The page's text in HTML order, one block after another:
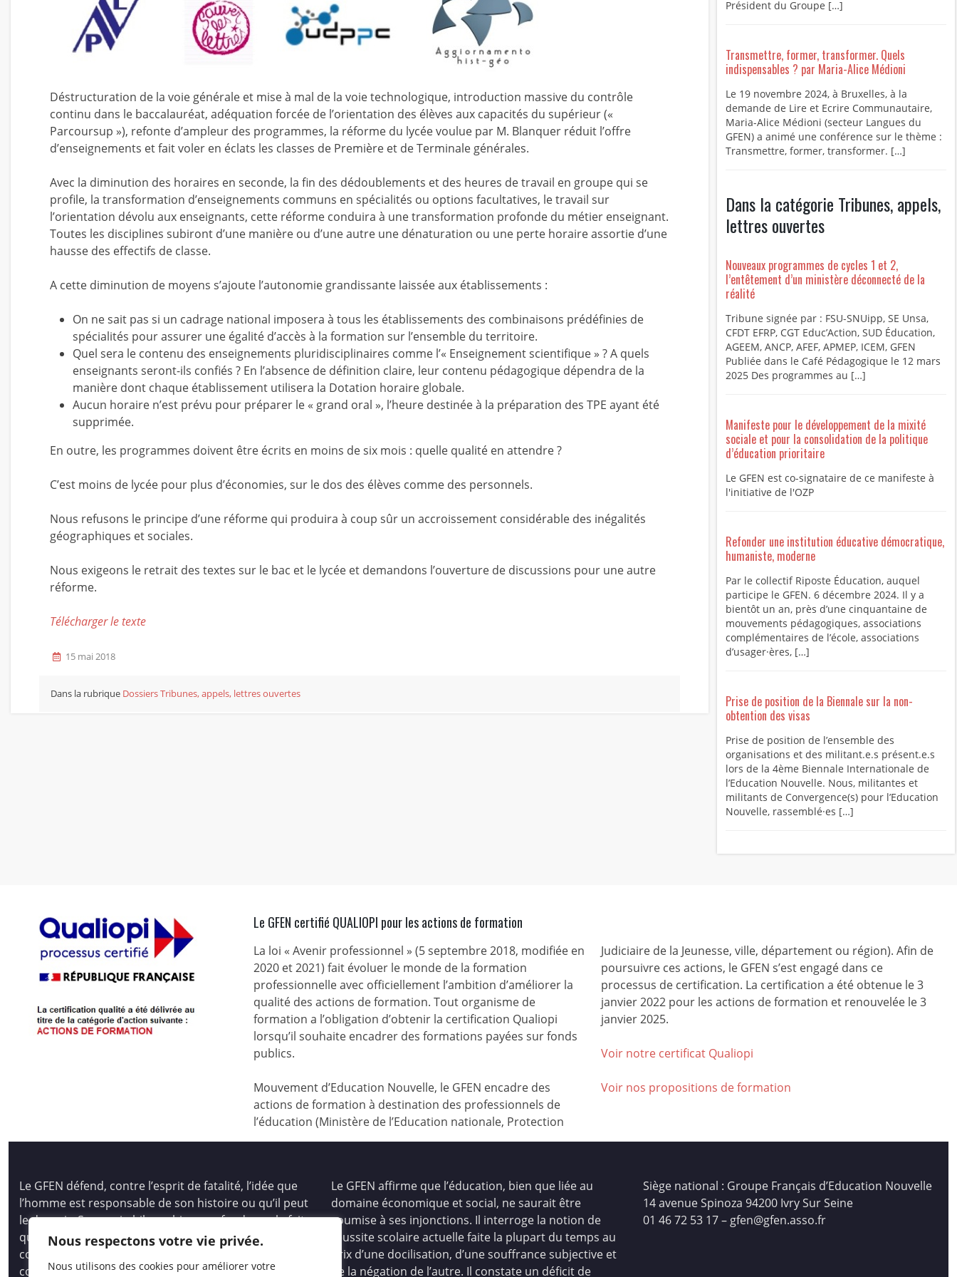
Nous respectons votre vie privée.
Nous utilisons des cookies pour améliorer votre
Déstructuration de la voie générale et mise à mal de la voie technologique, introduction massive du contrôle
continu dans le baccalauréat, adéquation forcée de l’orientation des élèves aux capacités du supérieur («
Parcoursup »), refonte d’ampleur des programmes, la réforme du lycée voulue par M. Blanquer réduit l’offre
d’enseignements et fait voler en éclats les classes de Première et de Terminale générales.
Avec la diminution des horaires en seconde, la fin des dédoublements et des heures de travail en groupe qui se
profile, la transformation d’enseignements communs en spécialités ou options facultatives, le travail sur
l’orientation dévolu aux enseignants, cette réforme conduira à une transformation profonde du métier enseignant.
Toutes les disciplines subiront d’une manière ou d’une autre une dénaturation ou une perte horaire assortie d’une
hausse des effectifs de classe.
A cette diminution de moyens s’ajoute l’autonomie grandissante laissée aux établissements :
On ne sait pas si un cadrage national imposera à tous les établissements des combinaisons prédéfinies de
spécialités pour assurer une égalité d’accès à la formation sur l’ensemble du territoire.
Quel sera le contenu des enseignements pluridisciplinaires comme l’« Enseignement scientifique » ? A quels
enseignants seront-ils confiés ? En l’absence de définition claire, leur contenu pédagogique dépendra de la
manière dont chaque établissement utilisera la Dotation horaire globale.
Aucun horaire n’est prévu pour préparer le « grand oral », l’heure destinée à la préparation des TPE ayant été
supprimée.
En outre, les programmes doivent être écrits en moins de six mois : quelle qualité en attendre ?
C’est moins de lycée pour plus d’économies, sur le dos des élèves comme des personnels.
Nous refusons le principe d’une réforme qui produira à coup sûr un accroissement considérable des inégalités
géographiques et sociales.
Nous exigeons le retrait des textes sur le bac et le lycée et demandons l’ouverture de discussions pour une autre
réforme.
Télécharger le texte
15 mai 2018
Dans la rubrique DossiersTribunes, appels, lettres ouvertes
Président du Groupe […]
Transmettre, former, transformer. Quels
indispensables ? par Maria-Alice Médioni
Le 19 novembre 2024, à Bruxelles, à la
demande de Lire et Ecrire Communautaire,
Maria-Alice Médioni (secteur Langues du
GFEN) a animé une conférence sur le thème :
Transmettre, former, transformer. […]
Dans la catégorie Tribunes, appels,
lettres ouvertes
Nouveaux programmes de cycles 1 et 2,
l’entêtement d’un ministère déconnecté de la
réalité
Tribune signée par : FSU-SNUipp, SE Unsa,
CFDT EFRP, CGT Educ’Action, SUD Éducation,
AGEEM, ANCP, AFEF, APMEP, ICEM, GFEN
Publiée dans le Café Pédagogique le 12 mars
2025 Des programmes au […]
Manifeste pour le développement de la mixité
sociale et pour la consolidation de la politique
d’éducation prioritaire
Le GFEN est co-signataire de ce manifeste à
l'initiative de l'OZP
Refonder une institution éducative démocratique,
humaniste, moderne
Par le collectif Riposte Éducation, auquel
participe le GFEN. 6 décembre 2024. Il y a
bientôt un an, près d’une cinquantaine de
mouvements pédagogiques, associations
complémentaires de l’école, associations
d’usager·ères, […]
Prise de position de la Biennale sur la non-
obtention des visas
Prise de position de l’ensemble des
organisations et des militant.e.s présent.e.s
lors de la 4ème Biennale Internationale de
l’Education Nouvelle. Nous, militantes et
militants de Convergence(s) pour l’Education
Nouvelle, rassemblé·es […]
Le GFEN certifié QUALIOPI pour les actions de formation
La loi « Avenir professionnel » (5 septembre 2018, modifiée en
2020 et 2021) fait évoluer le monde de la formation
professionnelle avec officiellement l’ambition d’améliorer la
qualité des actions de formation. Tout organisme de
formation a l’obligation d’obtenir la certification Qualiopi
lorsqu’il souhaite encadrer des formations payées sur fonds
publics.
Mouvement d’Education Nouvelle, le GFEN encadre des
actions de formation à destination des professionnels de
l’éducation (Ministère de l’Education nationale, Protection
Judiciaire de la Jeunesse, ville, département ou région). Afin de
poursuivre ces actions, le GFEN s’est engagé dans ce
processus de certification. La certification a été obtenue le 3
janvier 2022 pour les actions de formation et renouvelée le 3
janvier 2025.
Voir notre certificat Qualiopi
Voir nos propositions de formation
Le GFEN défend, contre l’esprit de fatalité, l’idée que
l’homme est responsable de son histoire ou qu’il peut
le devenir. Son pari philosophique se fonde sur le fait
que tous les hommes, les enfants des hommes,
comme les peuples, ont des capacités immenses pour
comprendre et créer, pour auto-socio-construire un
Le GFEN affirme que l’éducation, bien que liée au
domaine économique et social, ne saurait être
soumise à ses injonctions. Il interroge la notion de
réussite scolaire actuelle faite la plupart du temps au
prix d’une docilisation, d’une souffrance subjective et
de la négation de l’autre. Il constate un déficit de
Siège national : Groupe Français d’Education Nouvelle
14 avenue Spinoza 94200 Ivry Sur Seine
01 46 72 53 17 – gfen@gfen.asso.fr